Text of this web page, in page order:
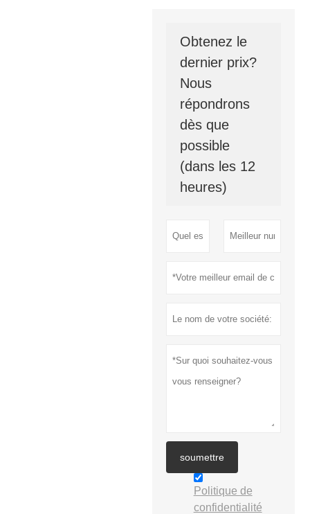
Obtenez le
dernier prix?
Nous
répondrons
dès que
possible
(dans les 12
heures)
soumettre
Politique de
confidentialité